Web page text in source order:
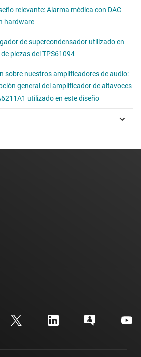
relevante: Alarma médica con DAC
hardware
de supercondensador utilizado en
piezas del TPS61094
sobre nuestros amplificadores de audio:
general del amplificador de altavoces
utilizado en este diseño
de TI E2E™
cruzadas
cliente
sobre pedidos